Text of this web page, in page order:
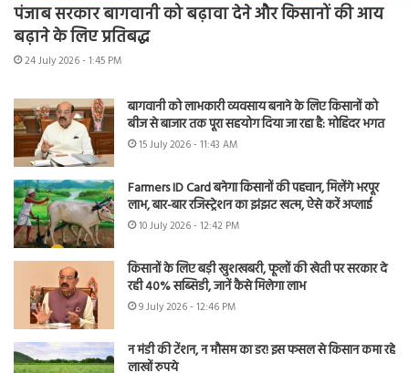
पंजाब सरकार बागवानी को बढ़ावा देने और किसानों की आय
बढ़ाने के लिए प्रतिबद्ध
24 July 2026 - 1:45 PM
बागवानी को लाभकारी व्यवसाय बनाने के लिए किसानों को
बीज से बाजार तक पूरा सहयोग दिया जा रहा है: मोहिंदर भगत
15 July 2026 - 11:43 AM
Farmers ID Card बनेगा किसानों की पहचान, मिलेंगे भरपूर
लाभ, बार-बार रजिस्ट्रेशन का झंझट खत्म, ऐसे करें अप्लाई
10 July 2026 - 12:42 PM
किसानों के लिए बड़ी खुशखबरी, फूलों की खेती पर सरकार दे
रही 40% सब्सिडी, जानें कैसे मिलेगा लाभ
9 July 2026 - 12:46 PM
न मंडी की टेंशन, न मौसम का डर! इस फसल से किसान कमा रहे
लाखों रुपये